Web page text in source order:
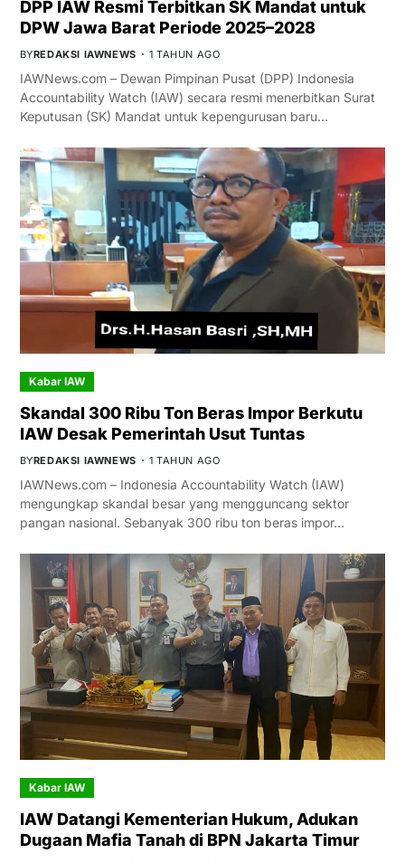
DPP IAW Resmi Terbitkan SK Mandat untuk
DPW Jawa Barat Periode 2025–2028
BYREDAKSI IAWNEWS 1 TAHUN AGO
IAWNews.com – Dewan Pimpinan Pusat (DPP) Indonesia
Accountability Watch (IAW) secara resmi menerbitkan Surat
Keputusan (SK) Mandat untuk kepengurusan baru…
Kabar IAW
Skandal 300 Ribu Ton Beras Impor Berkutu
IAW Desak Pemerintah Usut Tuntas
BYREDAKSI IAWNEWS 1 TAHUN AGO
IAWNews.com – Indonesia Accountability Watch (IAW)
mengungkap skandal besar yang mengguncang sektor
pangan nasional. Sebanyak 300 ribu ton beras impor…
Kabar IAW
IAW Datangi Kementerian Hukum, Adukan
Dugaan Mafia Tanah di BPN Jakarta Timur